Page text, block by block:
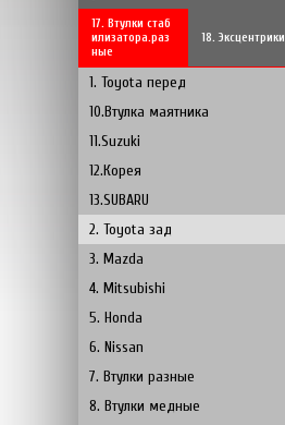
17. Втулки стаб
илизатора.раз
ные
18. Эксцентрики
1. Toyota перед
10.Втулка маятника
11.Suzuki
12.Корея
13.SUBARU
2. Toyota зад
3. Mazda
4. Mitsubishi
5. Honda
6. Nissan
7. Втулки разные
8. Втулки медные